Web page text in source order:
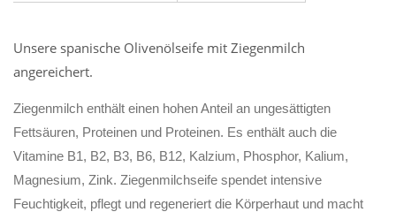
Unsere spanische Olivenölseife mit Ziegenmilch
angereichert.
Ziegenmilch enthält einen hohen Anteil an ungesättigten
Fettsäuren, Proteinen und Proteinen. Es enthält auch die
Vitamine B1, B2, B3, B6, B12, Kalzium, Phosphor, Kalium,
Magnesium, Zink. Ziegenmilchseife spendet intensive
Feuchtigkeit, pflegt und regeneriert die Körperhaut und macht